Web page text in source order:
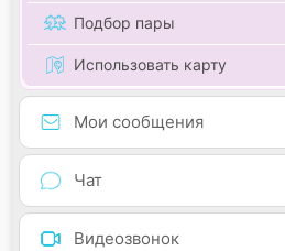
Подбор пары
Использовать карту
Мои сообщения
Чат
Видеозвонок